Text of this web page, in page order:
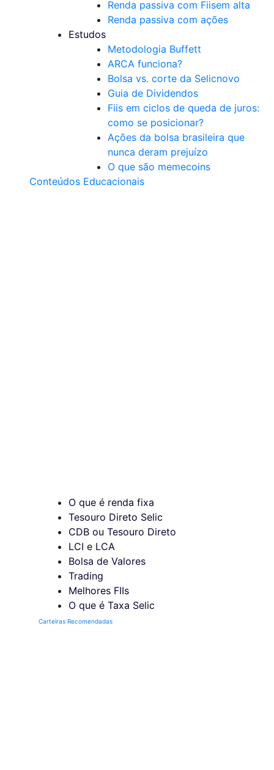
Renda passiva com Fiisem alta
Renda passiva com ações
Estudos
Metodologia Buffett
ARCA funciona?
Bolsa vs. corte da Selicnovo
Guia de Dividendos
Fiis em ciclos de queda de juros:
como se posicionar?
Ações da bolsa brasileira que
nunca deram prejuízo
O que são memecoins
Conteúdos Educacionais
O que é renda fixa
Tesouro Direto Selic
CDB ou Tesouro Direto
LCI e LCA
Bolsa de Valores
Trading
Melhores FIIs
O que é Taxa Selic
Carteiras Recomendadas